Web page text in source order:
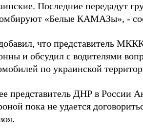
Последние передадут
«Белые КАМАЗы», -
что представитель
и обсудил с водителями
по украинской
представитель ДНР в России
пока не удается